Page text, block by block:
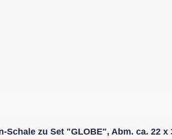
zu Set "GLOBE", Abm. ca. 22 x